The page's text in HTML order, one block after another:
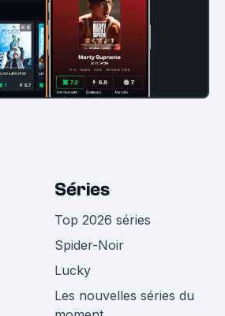
Séries
Top 2026 séries
Spider-Noir
Lucky
Les nouvelles séries du